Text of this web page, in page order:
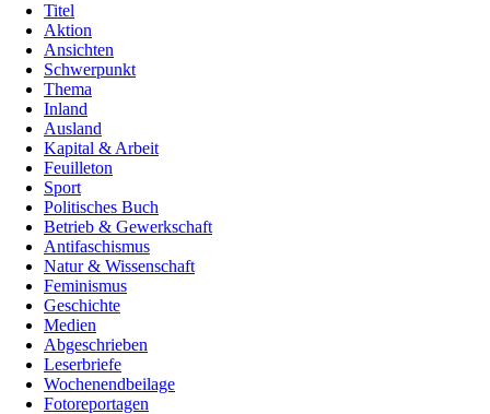
Titel
Aktion
Ansichten
Schwerpunkt
Thema
Inland
Ausland
Kapital & Arbeit
Feuilleton
Sport
Politisches Buch
Betrieb & Gewerkschaft
Antifaschismus
Natur & Wissenschaft
Feminismus
Geschichte
Medien
Abgeschrieben
Leserbriefe
Wochenendbeilage
Fotoreportagen